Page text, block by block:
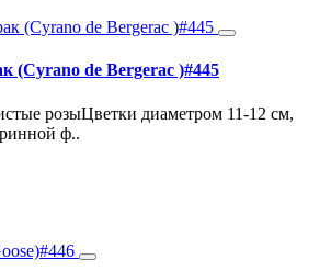
(Cyrano de Bergerac )#445
розыЦветки диаметром 11-12 см,
ф..